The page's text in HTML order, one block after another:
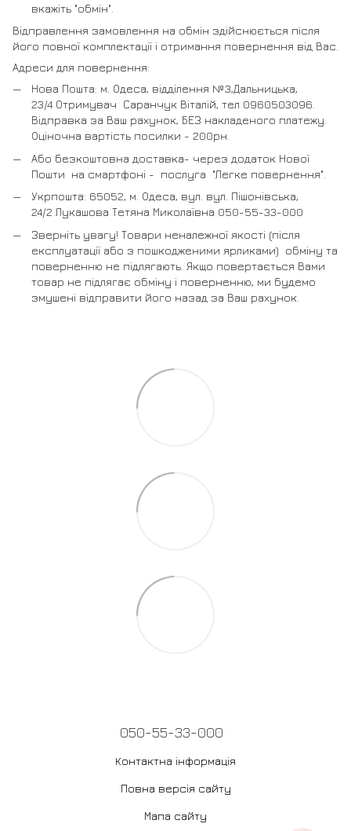
вкажіть "обмін".
Відправлення замовлення на обмін здійснюється після
його повної комплектації і отримання повернення від Вас.
Адреси для повернення:
Нова Пошта: м. Одеса, відділення №3,Дальницька,
23/4 Отримувач Саранчук Віталій, тел 0960503096.
Відправка за Ваш рахунок, БЕЗ накладеного платежу.
Оціночна вартість посилки - 200рн.
Або безкоштовна доставка- через додаток Нової
Пошти на смартфоні - послуга "Легке повернення".
Укрпошта: 65052, м. Одеса, вул. вул. Пішонівська,
24/2 Лукашова Тетяна Миколаївна 050-55-33-000
Зверніть увагу! Товари неналежної якості (після
експлуатації або з пошкодженими ярликами) обміну та
поверненню не підлягають. Якщо повертається Вами
товар не підлягає обміну і поверненню, ми будемо
змушені відправити його назад за Ваш рахунок.
050-55-33-000
Контактна інформація
Повна версія сайту
Мапа сайту